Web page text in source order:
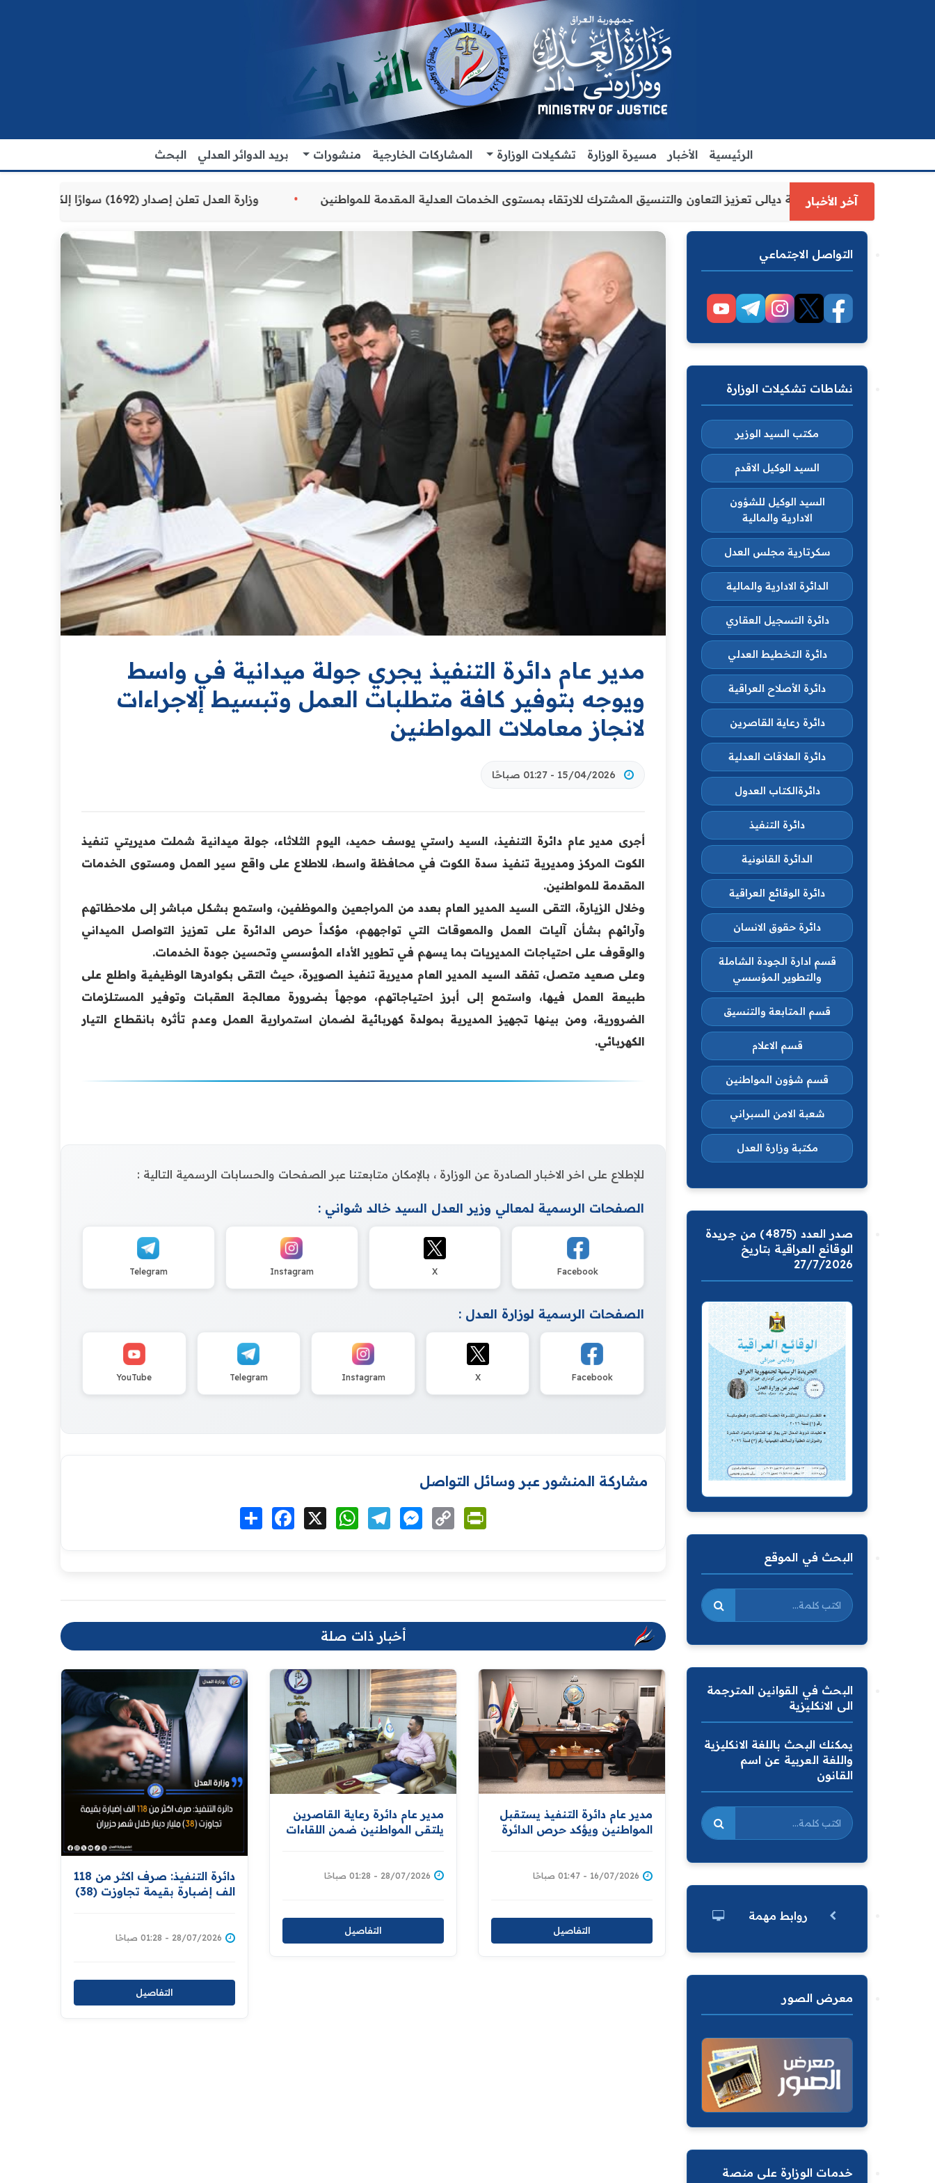
الرئيسية الأخبار مسيرة الوزارة تشكيلات الوزارة المشاركات الخارجية منشورات بريد الدوائر العدلي البحث
آخر الأخبار
العدل الاقدم يبحث مع رئيس مجلس محافظة ديالى تعزيز التعاون والتنسيق المشترك للارتقاء بمستوى الخدمات العدلية المقدمة للمواطنين وزارة العدل تعلن إصدار (1692) سوارًا إلكترونيًا لنزلاء سجن الناصرية المركزي لتنظيم التعاملات المالية داخل المؤسسات الإصلاحية
مدير عام دائرة التنفيذ يجري جولة ميدانية في واسط
ويوجه بتوفير كافة متطلبات العمل وتبسيط إلاجراءات
لانجاز معاملات المواطنين
15/04/2026 - 01:27 صباحًا
أجرى مدير عام دائرة التنفيذ، السيد راستي يوسف حميد، اليوم الثلاثاء، جولة ميدانية شملت مديريتي تنفيذ
الكوت المركز ومديرية تنفيذ سدة الكوت في محافظة واسط، للاطلاع على واقع سير العمل ومستوى الخدمات
المقدمة للمواطنين.
وخلال الزيارة، التقى السيد المدير العام بعدد من المراجعين والموظفين، واستمع بشكل مباشر إلى ملاحظاتهم
وآرائهم بشأن آليات العمل والمعوقات التي تواجههم، مؤكداً حرص الدائرة على تعزيز التواصل الميداني
والوقوف على احتياجات المديريات بما يسهم في تطوير الأداء المؤسسي وتحسين جودة الخدمات.
وعلى صعيد متصل، تفقد السيد المدير العام مديرية تنفيذ الصويرة، حيث التقى بكوادرها الوظيفية واطلع على
طبيعة العمل فيها، واستمع إلى أبرز احتياجاتهم، موجهاً بضرورة معالجة العقبات وتوفير المستلزمات
الضرورية، ومن بينها تجهيز المديرية بمولدة كهربائية لضمان استمرارية العمل وعدم تأثره بانقطاع التيار
الكهربائي.
للإطلاع على اخر الاخبار الصادرة عن الوزارة ، بالإمكان متابعتنا عبر الصفحات والحسابات الرسمية التالية :
الصفحات الرسمية لمعالي وزير العدل السيد خالد شواني :
Facebook
X
Instagram
Telegram
الصفحات الرسمية لوزارة العدل :
Facebook
X
Instagram
Telegram
YouTube
مشاركة المنشور عبر وسائل التواصل
انشر Facebook WhatsAppTelegramMessenger
Copy
Link
أخبار ذات صلة
دائرة التنفيذ: صرف اكثر من 118
الف إضبارة بقيمة تجاوزت (38)
28/07/2026 - 01:28 صباحًا
التفاصيل
مدير عام دائرة رعاية القاصرين
يلتقي المواطنين ضمن اللقاءات
28/07/2026 - 01:28 صباحًا
التفاصيل
مدير عام دائرة التنفيذ يستقبل
المواطنين ويؤكد حرص الدائرة
16/07/2026 - 01:47 صباحًا
التفاصيل
التواصل الاجتماعي
نشاطات تشكيلات الوزارة
مكتب السيد الوزير
السيد الوكيل الاقدم
السيد الوكيل للشؤون
الادارية والمالية
سكرتارية مجلس العدل
الدائرة الادارية والمالية
دائرة التسجيل العقاري
دائرة التخطيط العدلي
دائرة الأصلاح العراقية
دائرة رعاية القاصرين
دائرة العلاقات العدلية
دائرةالكتاب العدول
دائرة التنفيذ
الدائرة القانونية
دائرة الوقائع العراقية
دائرة حقوق الانسان
قسم ادارة الجودة الشاملة
والتطوير المؤسسي
قسم المتابعة والتنسيق
قسم الاعلام
قسم شؤون المواطنين
شعبة الامن السبراني
مكتبة وزارة العدل
صدر العدد (4875) من جريدة
الوقائع العراقية بتاريخ
27/7/2026
البحث في الموقع
البحث في القوانين المترجمة
الى الانكليزية
يمكنك البحث باللغة الانكليزية
واللغة العربية عن اسم
القانون
روابط مهمة
معرض الصور
خدمات الوزارة على منصة